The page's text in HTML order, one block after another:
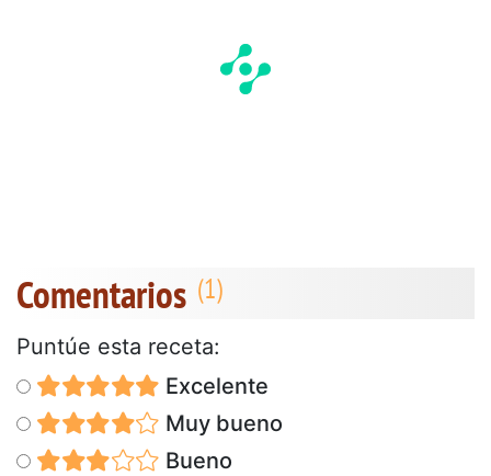
Comentarios
Puntúe esta receta:
Excelente
Muy bueno
Bueno